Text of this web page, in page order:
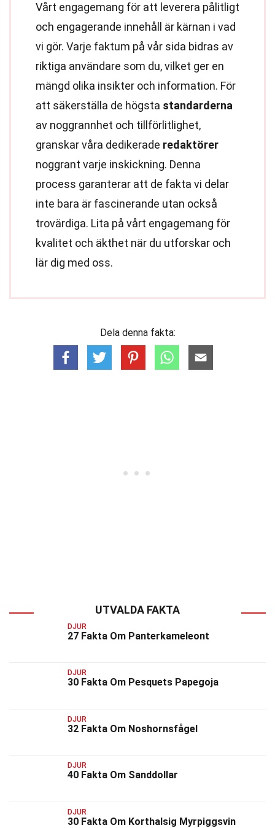
Vårt engagemang för att leverera pålitligt
och engagerande innehåll är kärnan i vad
vi gör. Varje faktum på vår sida bidras av
riktiga användare som du, vilket ger en
mängd olika insikter och information. För
att säkerställa de högsta standarderna
av noggrannhet och tillförlitlighet,
granskar våra dedikerade redaktörer
noggrant varje inskickning. Denna
process garanterar att de fakta vi delar
inte bara är fascinerande utan också
trovärdiga. Lita på vårt engagemang för
kvalitet och äkthet när du utforskar och
lär dig med oss.
Dela denna fakta:
UTVALDA FAKTA
DJUR
27 Fakta Om Panterkameleont
DJUR
30 Fakta Om Pesquets Papegoja
DJUR
32 Fakta Om Noshornsfågel
DJUR
40 Fakta Om Sanddollar
DJUR
30 Fakta Om Korthalsig Myrpiggsvin